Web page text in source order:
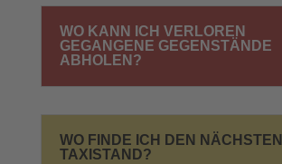
WO KANN ICH VERLOREN
GEGANGENE GEGENSTÄNDE
ABHOLEN?
WO FINDE ICH DEN NÄCHSTEN
TAXISTAND?